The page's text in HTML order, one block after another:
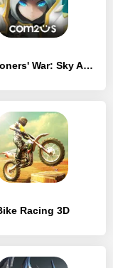
Summoners' War: Sky Arena
Racing 3D